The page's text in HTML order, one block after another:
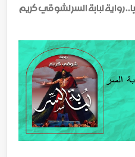
رواية لبابة السر لشوقي كريم